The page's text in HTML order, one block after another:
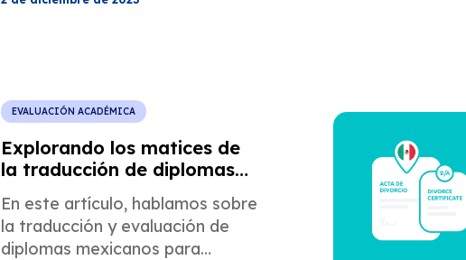
EVALUACIÓN ACADÉMICA
Explorando los matices de
la traducción de diplomas
mexicanos para la
inmigración estadounidense
En este artículo, hablamos sobre
la traducción y evaluación de
diplomas mexicanos para